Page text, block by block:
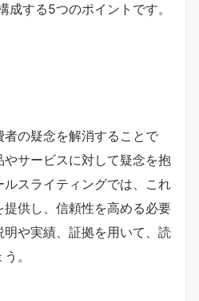
成する5つのポイントです。
の疑念を解消することで
サービスに対して疑念を抱
ルスライティングでは、これ
供し、信頼性を高める必要
や実績、証拠を用いて、読
。